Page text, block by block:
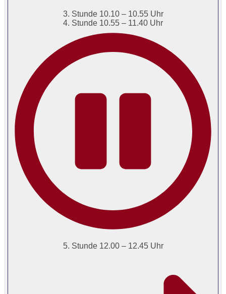
3. Stunde 10.10 – 10.55 Uhr
4. Stunde 10.55 – 11.40 Uhr
5. Stunde 12.00 – 12.45 Uhr